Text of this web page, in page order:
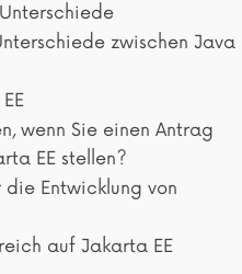
zwischen Java
wenn Sie einen Antrag
EE stellen?
die Entwicklung von
auf Jakarta EE